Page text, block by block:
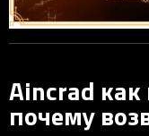
Aincrad
почему